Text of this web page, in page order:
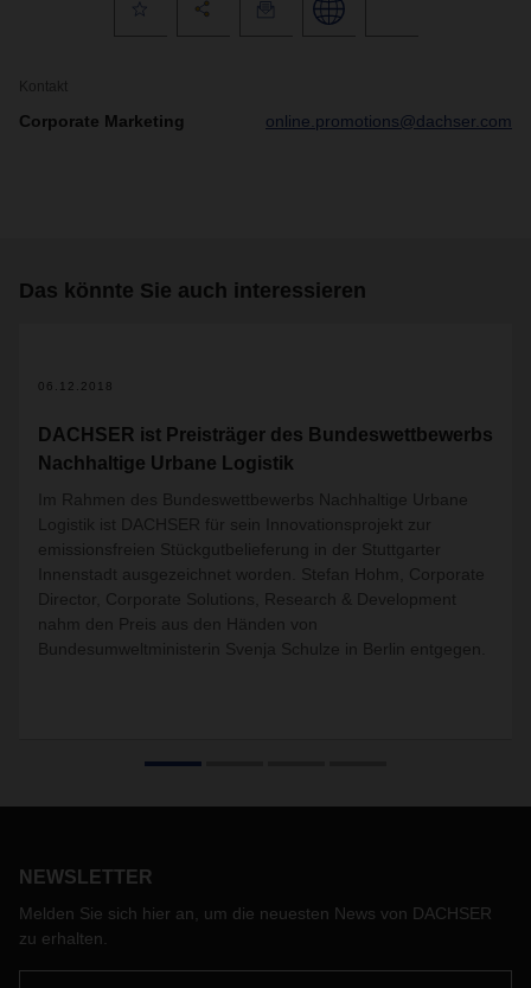
Kontakt
Corporate Marketing online.promotions@dachser.com
Das könnte Sie auch interessieren
06.12.2018
DACHSER ist Preisträger des Bundeswettbewerbs
Nachhaltige Urbane Logistik
Im Rahmen des Bundeswettbewerbs Nachhaltige Urbane
Logistik ist DACHSER für sein Innovationsprojekt zur
emissionsfreien Stückgutbelieferung in der Stuttgarter
Innenstadt ausgezeichnet worden. Stefan Hohm, Corporate
Director, Corporate Solutions, Research & Development
nahm den Preis aus den Händen von
Bundesumweltministerin Svenja Schulze in Berlin entgegen.
NEWSLETTER
Melden Sie sich hier an, um die neuesten News von DACHSER
zu erhalten.